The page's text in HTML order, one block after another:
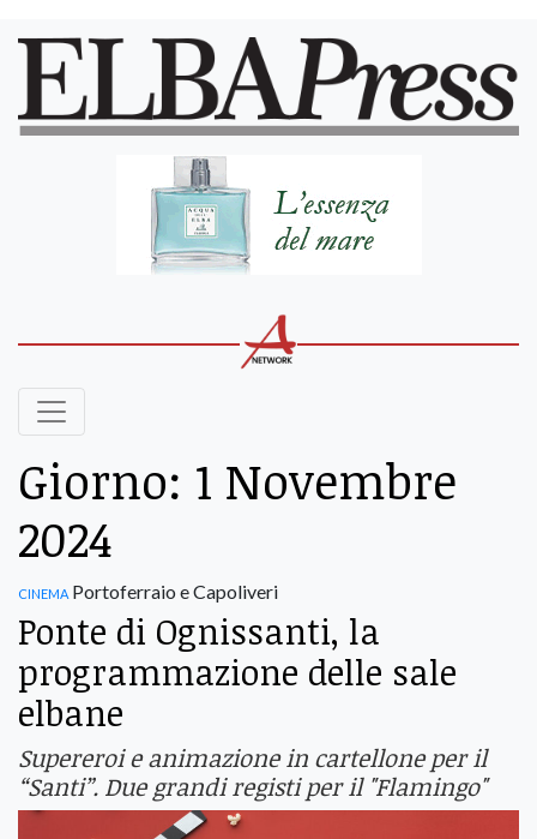
Giorno: 1 Novembre
2024
cinema Portoferraio e Capoliveri
Ponte di Ognissanti, la
programmazione delle sale
elbane
Supereroi e animazione in cartellone per il
“Santi”. Due grandi registi per il "Flamingo"